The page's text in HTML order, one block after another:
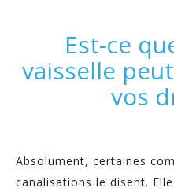
Est-ce
vaisselle
vos
Absolument, certaines
canalisations le disent.